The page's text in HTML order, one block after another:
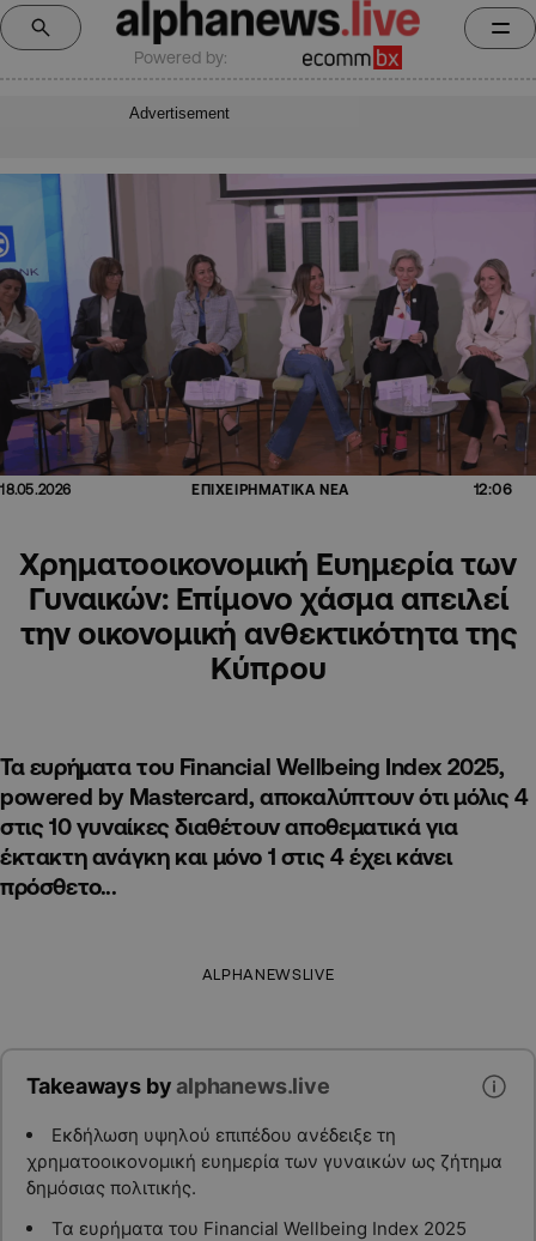
Powered by:
Advertisement
18.05.2026 ΕΠΙΧΕΙΡΗΜΑΤΙΚΑ ΝΕΑ 12:06
Χρηματοοικονομική Ευημερία των
Γυναικών: Επίμονο χάσμα απειλεί
την οικονομική ανθεκτικότητα της
Κύπρου
Τα ευρήματα του Financial Wellbeing Index 2025,
powered by Mastercard, αποκαλύπτουν ότι μόλις 4
στις 10 γυναίκες διαθέτουν αποθεματικά για
έκτακτη ανάγκη και μόνο 1 στις 4 έχει κάνει
πρόσθετο...
ALPHANEWSLIVE
Takeaways byalphanews.live
Εκδήλωση υψηλού επιπέδου ανέδειξε τη
χρηματοοικονομική ευημερία των γυναικών ως ζήτημα
δημόσιας πολιτικής.
Τα ευρήματα του Financial Wellbeing Index 2025